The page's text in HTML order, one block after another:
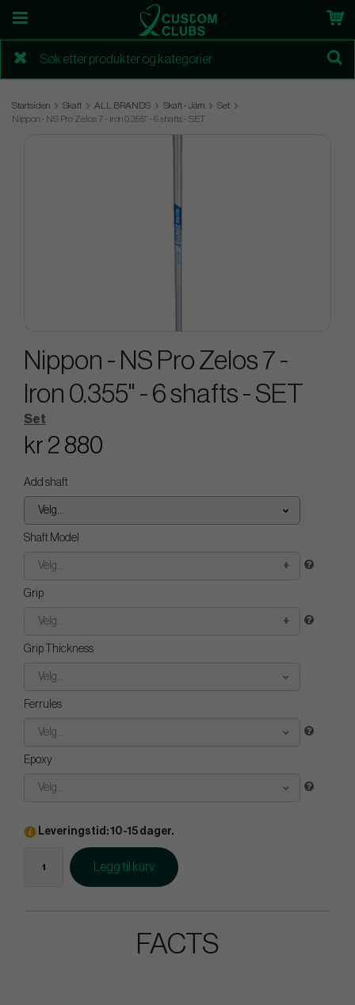
Startsiden Skaft ALL BRANDS Skaft - Järn
Set
Nippon - NS Pro Zelos 7 - Iron 0.355" - 6 shafts - SET
Nippon - NS Pro Zelos 7 -
Iron 0.355" - 6 shafts - SET
Set
kr 2 880
Add shaft
Velg...
Shaft Model
Velg...
Grip
Velg...
Grip Thickness
Velg...
Ferrules
Velg...
Epoxy
Velg...
Leveringstid: 10-15 dager.
Legg til kurv
FACTS